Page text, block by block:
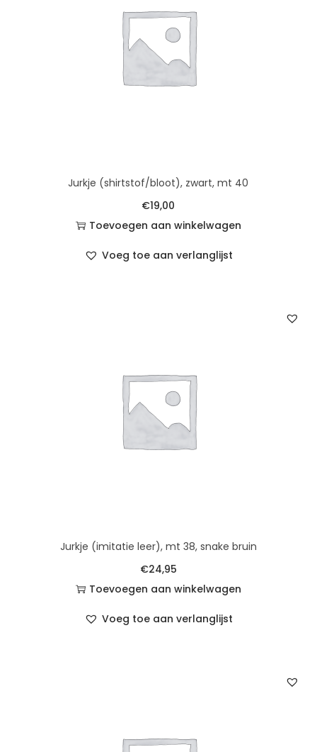
Jurkje (shirtstof/bloot), zwart, mt 40
€19,00
Toevoegen aan winkelwagen
Voeg toe aan verlanglijst
Jurkje (imitatie leer), mt 38, snake bruin
€24,95
Toevoegen aan winkelwagen
Voeg toe aan verlanglijst